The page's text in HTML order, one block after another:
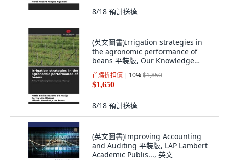
8/18 預計送達
(英文圖書)Irrigation strategies in
the agronomic performance of
beans 平裝版, Our Knowledge
Publishing, 英文
首購折扣價 10%$1,850
$1,650
8/18 預計送達
(英文圖書)Improving Accounting
and Auditing 平裝版, LAP Lambert
Academic Publis..., 英文